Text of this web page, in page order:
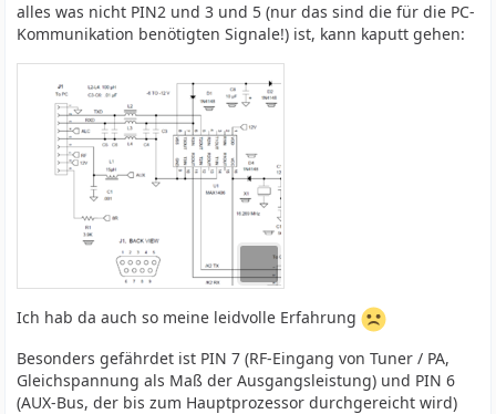
alles was nicht PIN2 und 3 und 5 (nur das sind die für die PC-
Kommunikation benötigten Signale!) ist, kann kaputt gehen:
Ich hab da auch so meine leidvolle Erfahrung
Besonders gefährdet ist PIN 7 (RF-Eingang von Tuner / PA,
Gleichspannung als Maß der Ausgangsleistung) und PIN 6
(AUX-Bus, der bis zum Hauptprozessor durchgereicht wird)